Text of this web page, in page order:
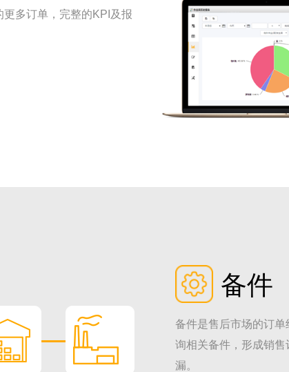
多订单，完整的KPI及报
备件
备件是售后市场的订
询相关备件，形成销
漏。